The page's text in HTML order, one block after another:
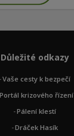
Důležité odkazy
Vaše cesty k bezpečí
Portál krizového řízení
Pálení klestí
Dráček Hasík